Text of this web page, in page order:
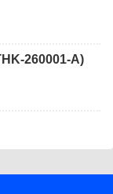
260001-A)